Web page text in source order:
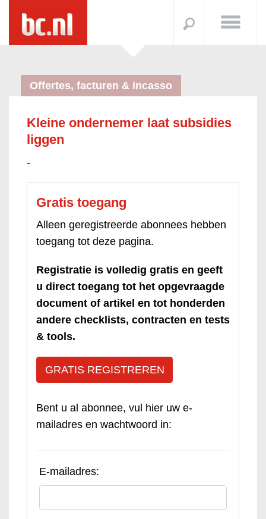
Offertes, facturen & incasso
Kleine ondernemer laat subsidies
liggen
-
Gratis toegang
Alleen geregistreerde abonnees hebben
toegang tot deze pagina.
Registratie is volledig gratis en geeft
u direct toegang tot het opgevraagde
document of artikel en tot honderden
andere checklists, contracten en tests
& tools.
GRATIS REGISTREREN
Bent u al abonnee, vul hier uw e-
mailadres en wachtwoord in:
E-mailadres: